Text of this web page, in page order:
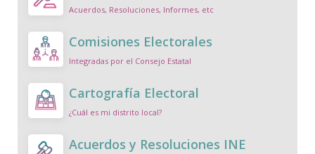
Acuerdos, Resoluciones, Informes, etc
Comisiones Electorales
Integradas por el Consejo Estatal
Cartografía Electoral
¿Cuál es mi distrito local?
Acuerdos y Resoluciones INE